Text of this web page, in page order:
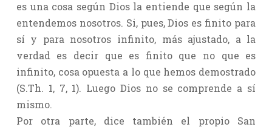
es una cosa según Dios la entiende que según la
entendemos nosotros. Si, pues, Dios es finito para
sí y para nosotros infinito, más ajustado, a la
verdad es decir que es finito que no que es
infinito, cosa opuesta a lo que hemos demostrado
(S.Th. 1, 7, 1). Luego Dios no se comprende a sí
mismo.
Por otra parte, dice también el propio San